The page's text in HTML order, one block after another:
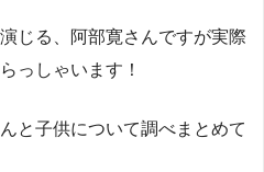
じる、阿部寛さんですが実際
っしゃいます！
と子供について調べまとめて